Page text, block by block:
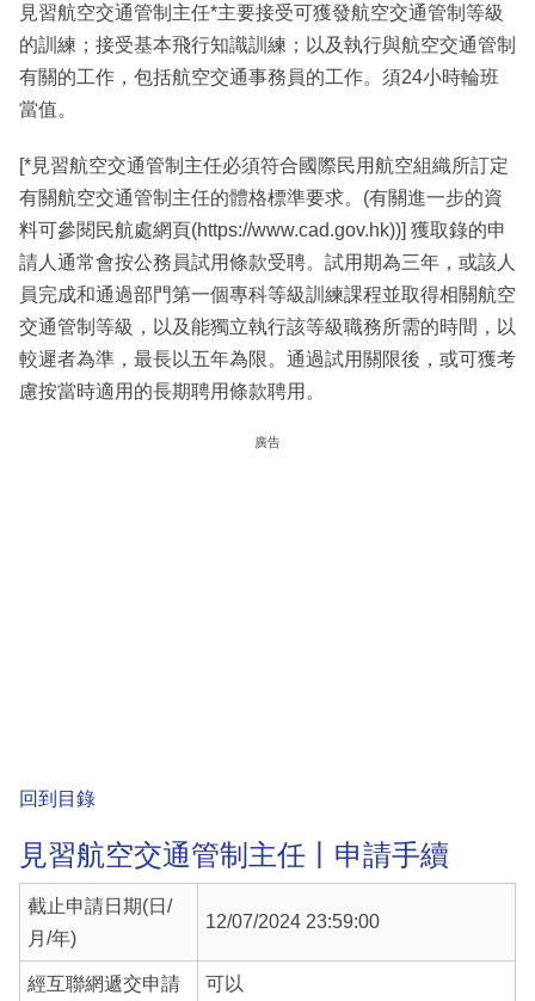
見習航空交通管制主任*主要接受可獲發航空交通管制等級
的訓練；接受基本飛行知識訓練；以及執行與航空交通管制
有關的工作，包括航空交通事務員的工作。須24小時輪班
當值。
[*見習航空交通管制主任必須符合國際民用航空組織所訂定
有關航空交通管制主任的體格標準要求。(有關進一步的資
料可參閱民航處網頁(https://www.cad.gov.hk))] 獲取錄的申
請人通常會按公務員試用條款受聘。試用期為三年，或該人
員完成和通過部門第一個專科等級訓練課程並取得相關航空
交通管制等級，以及能獨立執行該等級職務所需的時間，以
較遲者為準，最長以五年為限。通過試用關限後，或可獲考
慮按當時適用的長期聘用條款聘用。
廣告
回到目錄
見習航空交通管制主任丨申請手續
截止申請日期(日/
月/年)
12/07/2024 23:59:00
經互聯網遞交申請 可以